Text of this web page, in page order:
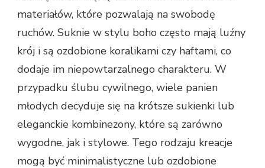
materiałów, które pozwalają na swobodę
ruchów. Suknie w stylu boho często mają luźny
krój i są ozdobione koralikami czy haftami, co
dodaje im niepowtarzalnego charakteru. W
przypadku ślubu cywilnego, wiele panien
młodych decyduje się na krótsze sukienki lub
eleganckie kombinezony, które są zarówno
wygodne, jak i stylowe. Tego rodzaju kreacje
mogą być minimalistyczne lub ozdobione